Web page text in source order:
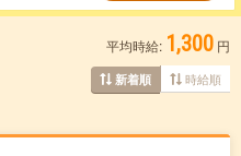
平均時給: 1,300 円
新着順 時給順